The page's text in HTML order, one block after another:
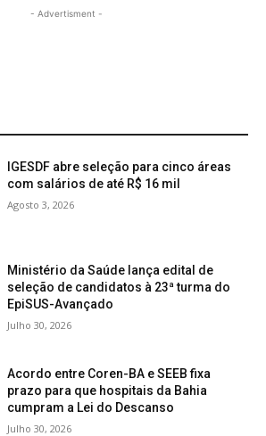
- Advertisment -
IGESDF abre seleção para cinco áreas
com salários de até R$ 16 mil
Agosto 3, 2026
Ministério da Saúde lança edital de
seleção de candidatos à 23ª turma do
EpiSUS-Avançado
Julho 30, 2026
Acordo entre Coren-BA e SEEB fixa
prazo para que hospitais da Bahia
cumpram a Lei do Descanso
Julho 30, 2026